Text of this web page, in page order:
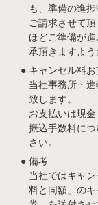
も、準備の進
ご請求させて
ほどご準備が
承頂きますよう
キャンセル料
当社事務所・
致します。
お支払いは現
振込手数料に
さい。
備考
当社ではキャ
料と同額」の